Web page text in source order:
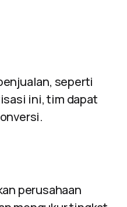
seperti
ini, tim dapat
perusahaan